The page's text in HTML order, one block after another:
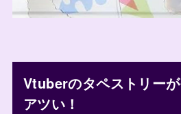
Vtuberのタペストリー
アツい！